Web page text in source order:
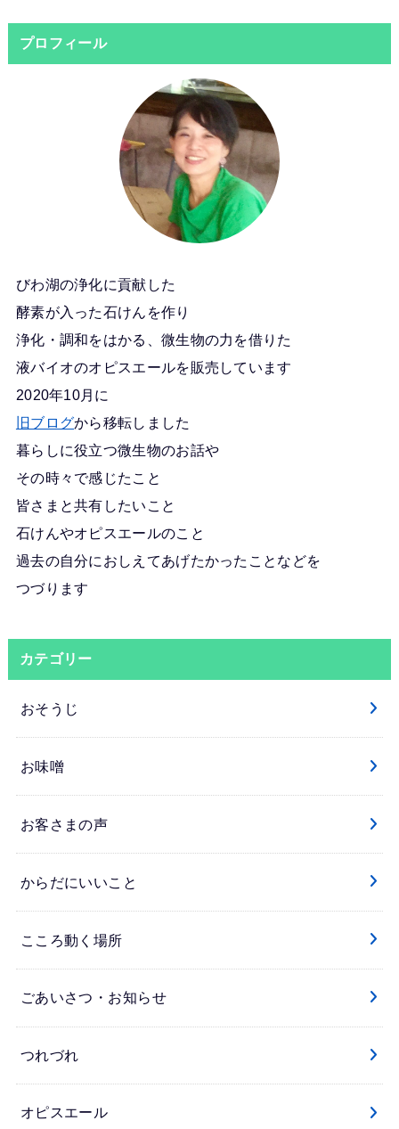
プロフィール
びわ湖の浄化に貢献した
酵素が入った石けんを作り
浄化・調和をはかる、微生物の力を借りた
液バイオのオピスエールを販売しています
2020年10月に
旧ブログから移転しました
暮らしに役立つ微生物のお話や
その時々で感じたこと
皆さまと共有したいこと
石けんやオピスエールのこと
過去の自分におしえてあげたかったことなどを
つづります
カテゴリー
おそうじ
お味噌
お客さまの声
からだにいいこと
こころ動く場所
ごあいさつ・お知らせ
つれづれ
オピスエール